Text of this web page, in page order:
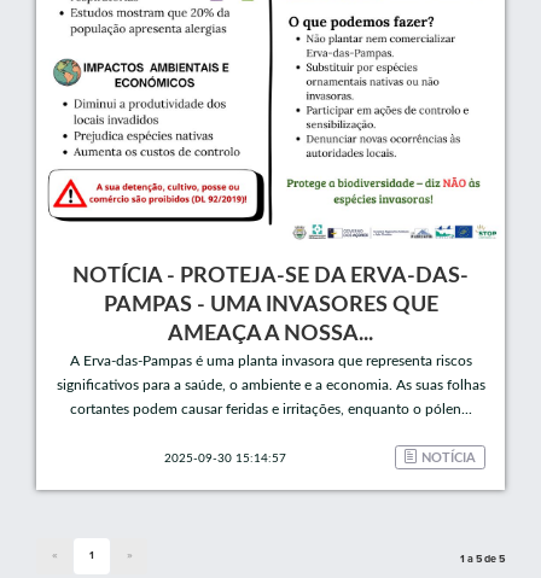
NOTÍCIA - PROTEJA-SE DA ERVA-DAS-
PAMPAS - UMA INVASORES QUE
AMEAÇA A NOSSA...
A Erva-das-Pampas é uma planta invasora que representa riscos
significativos para a saúde, o ambiente e a economia. As suas folhas
cortantes podem causar feridas e irritações, enquanto o pólen...
2025-09-30 15:14:57 NOTÍCIA
« 1 » 1 a 5 de 5